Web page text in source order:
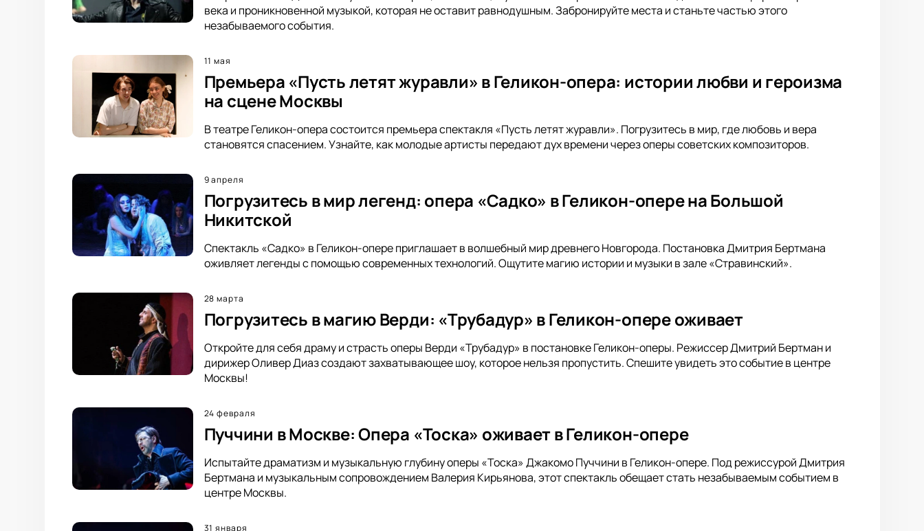
века и проникновенной музыкой, которая не оставит равнодушным. Забронируйте места и станьте частью этого
незабываемого события.
11 мая
Премьера «Пусть летят журавли» в Геликон-опера: истории любви и героизма
на сцене Москвы
В театре Геликон-опера состоится премьера спектакля «Пусть летят журавли». Погрузитесь в мир, где любовь и вера
становятся спасением. Узнайте, как молодые артисты передают дух времени через оперы советских композиторов.
9 апреля
Погрузитесь в мир легенд: опера «Садко» в Геликон-опере на Большой
Никитской
Спектакль «Садко» в Геликон-опере приглашает в волшебный мир древнего Новгорода. Постановка Дмитрия Бертмана
оживляет легенды с помощью современных технологий. Ощутите магию истории и музыки в зале «Стравинский».
28 марта
Погрузитесь в магию Верди: «Трубадур» в Геликон-опере оживает
Откройте для себя драму и страсть оперы Верди «Трубадур» в постановке Геликон-оперы. Режиссер Дмитрий Бертман и
дирижер Оливер Диаз создают захватывающее шоу, которое нельзя пропустить. Спешите увидеть это событие в центре
Москвы!
24 февраля
Пуччини в Москве: Опера «Тоска» оживает в Геликон-опере
Испытайте драматизм и музыкальную глубину оперы «Тоска» Джакомо Пуччини в Геликон-опере. Под режиссурой Дмитрия
Бертмана и музыкальным сопровождением Валерия Кирьянова, этот спектакль обещает стать незабываемым событием в
центре Москвы.
31 января